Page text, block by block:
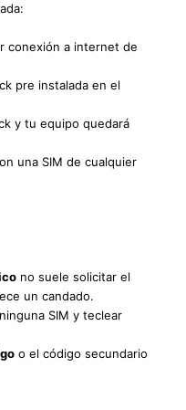
conexión a internet de
pre instalada en el
y tu equipo quedará
una SIM de cualquier
no suele solicitar el
un candado.
SIM y teclear
o el código secundario